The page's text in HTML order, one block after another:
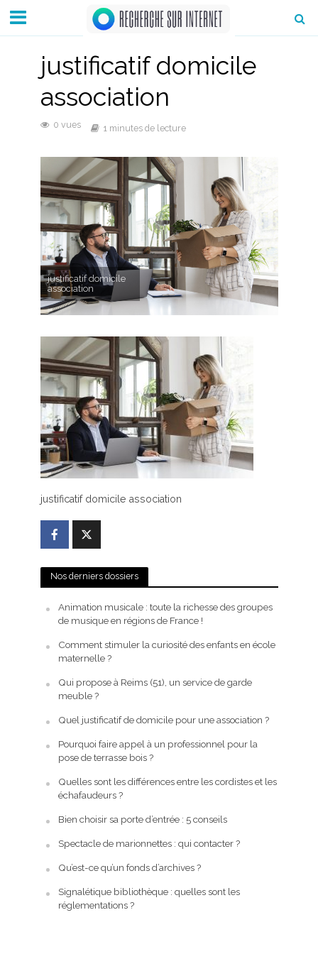
justificatif domicile
association
0 vues 1 minutes de lecture
justificatif domicile
association
justificatif domicile association
Nos derniers dossiers
Animation musicale : toute la richesse des groupes
de musique en régions de France !
Comment stimuler la curiosité des enfants en école
maternelle ?
Qui propose à Reims (51), un service de garde
meuble ?
Quel justificatif de domicile pour une association ?
Pourquoi faire appel à un professionnel pour la
pose de terrasse bois ?
Quelles sont les différences entre les cordistes et les
échafaudeurs ?
Bien choisir sa porte d’entrée : 5 conseils
Spectacle de marionnettes : qui contacter ?
Qu’est-ce qu’un fonds d’archives ?
Signalétique bibliothèque : quelles sont les
réglementations ?